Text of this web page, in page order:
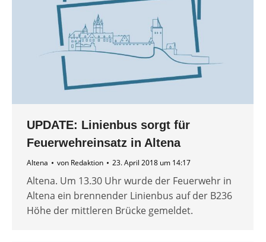
UPDATE: Linienbus sorgt für
Feuerwehreinsatz in Altena
Altena von Redaktion 23. April 2018 um 14:17
Altena. Um 13.30 Uhr wurde der Feuerwehr in
Altena ein brennender Linienbus auf der B236
Höhe der mittleren Brücke gemeldet.